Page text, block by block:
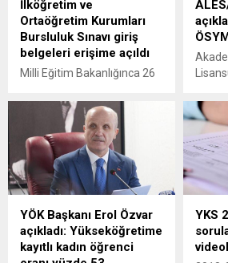
İlköğretim ve
Ortaöğretim Kurumları
Bursluluk Sınavı giriş
belgeleri erişime açıldı
Milli Eğitim Bakanlığınca 26
İlköğretim ve Ortaöğretim
Kurumları Bursluluk Sınavı
(İOKBS) giriş yeri belgeleri,
e-Okul'da erişime açıldı.
YÖK Başkanı Erol Özvar
açıkladı: Yükseköğretime
kayıtlı kadın öğrenci
YKS